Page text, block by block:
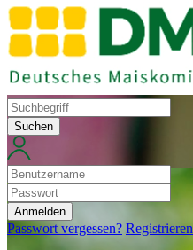
Suchen
Anmelden
Passwort vergessen? Registrieren